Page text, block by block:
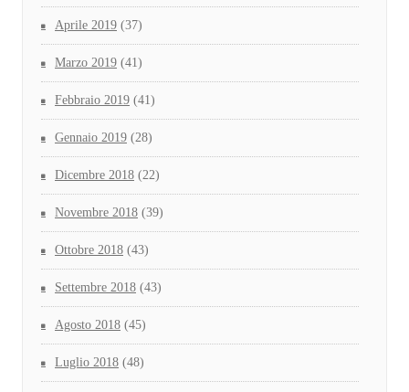
Aprile 2019 (37)
Marzo 2019 (41)
Febbraio 2019 (41)
Gennaio 2019 (28)
Dicembre 2018 (22)
Novembre 2018 (39)
Ottobre 2018 (43)
Settembre 2018 (43)
Agosto 2018 (45)
Luglio 2018 (48)